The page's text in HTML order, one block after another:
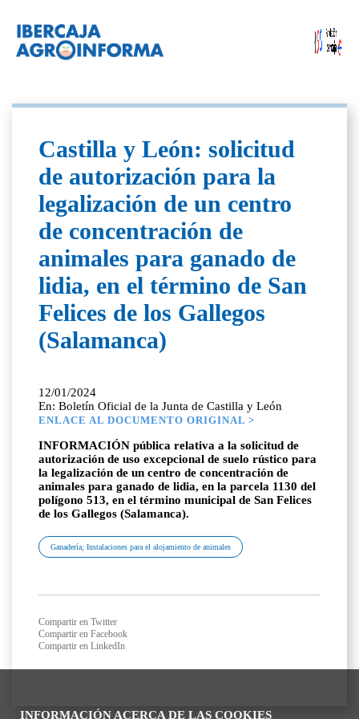
INFORMACIÓN ACERCA DE LAS COOKIES
Castilla y León: solicitud
de autorización para la
legalización de un centro
de concentración de
animales para ganado de
lidia, en el término de San
Felices de los Gallegos
(Salamanca)
12/01/2024
En: Boletín Oficial de la Junta de Castilla y León
ENLACE AL DOCUMENTO ORIGINAL >
INFORMACIÓN pública relativa a la solicitud de
autorización de uso excepcional de suelo rústico para
la legalización de un centro de concentración de
animales para ganado de lidia, en la parcela 1130 del
polígono 513, en el término municipal de San Felices
de los Gallegos (Salamanca).
Ganadería; Instalaciones para el alojamiento de animales
Compartir en Twitter
Compartir en Facebook
Compartir en LinkedIn